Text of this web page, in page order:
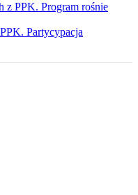
z PPK. Program rośnie
Partycypacja